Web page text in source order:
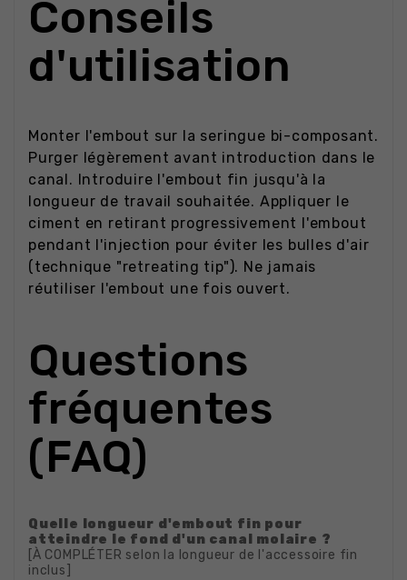
Conseils
d'utilisation
Monter l'embout sur la seringue bi-composant.
Purger légèrement avant introduction dans le
canal. Introduire l'embout fin jusqu'à la
longueur de travail souhaitée. Appliquer le
ciment en retirant progressivement l'embout
pendant l'injection pour éviter les bulles d'air
(technique "retreating tip"). Ne jamais
réutiliser l'embout une fois ouvert.
Questions
fréquentes
(FAQ)
Quelle longueur d'embout fin pour
atteindre le fond d'un canal molaire ?
[À COMPLÉTER selon la longueur de l'accessoire fin
inclus]